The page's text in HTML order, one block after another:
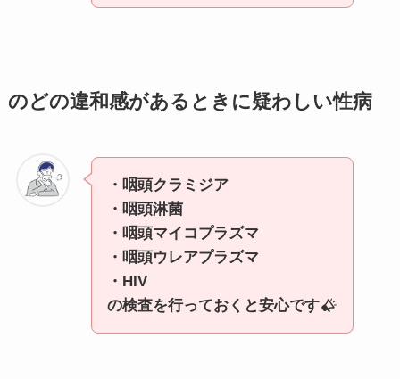
のどの違和感があるときに疑わしい性病
・咽頭クラミジア
・咽頭淋菌
・咽頭マイコプラズマ
・咽頭ウレアプラズマ
・HIV
の検査を行っておくと安心です